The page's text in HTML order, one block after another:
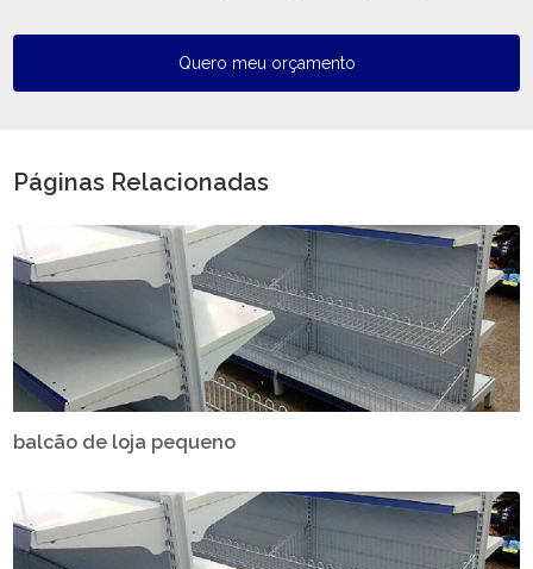
Quero meu orçamento
Páginas Relacionadas
balcão de loja pequeno